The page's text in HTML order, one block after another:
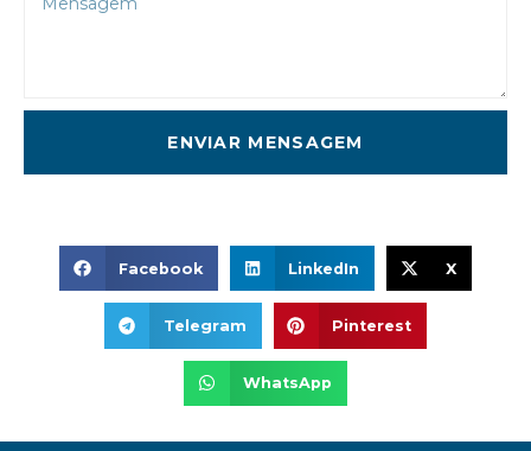
ENVIAR MENSAGEM
Facebook LinkedIn X
Telegram Pinterest
WhatsApp